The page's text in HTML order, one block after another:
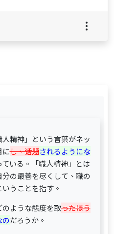
精神」という言葉がネッ
にし、话题されるようにな
いる。「職人精神」とは
分の最善を尽くして、職の
うことを指す。
ような態度を取ったほう
のだろうか。